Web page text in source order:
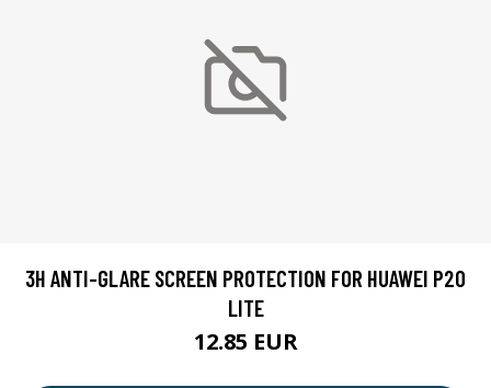
3H ANTI-GLARE SCREEN PROTECTION FOR HUAWEI P20
LITE
12.85 EUR